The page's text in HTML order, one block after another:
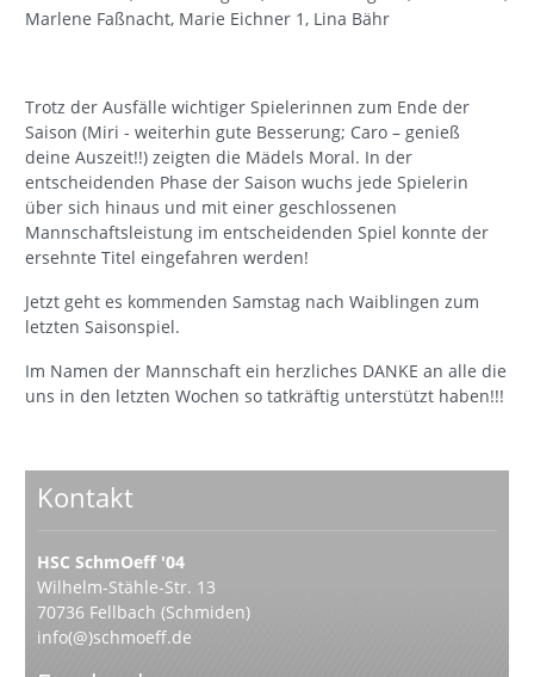
Marlene Faßnacht, Marie Eichner 1, Lina Bähr
Trotz der Ausfälle wichtiger Spielerinnen zum Ende der
Saison (Miri - weiterhin gute Besserung; Caro – genieß
deine Auszeit!!) zeigten die Mädels Moral. In der
entscheidenden Phase der Saison wuchs jede Spielerin
über sich hinaus und mit einer geschlossenen
Mannschaftsleistung im entscheidenden Spiel konnte der
ersehnte Titel eingefahren werden!
Jetzt geht es kommenden Samstag nach Waiblingen zum
letzten Saisonspiel.
Im Namen der Mannschaft ein herzliches DANKE an alle die
uns in den letzten Wochen so tatkräftig unterstützt haben!!!
Kontakt
HSC SchmOeff '04
Wilhelm-Stähle-Str. 13
70736 Fellbach (Schmiden)
info(@)schmoeff.de